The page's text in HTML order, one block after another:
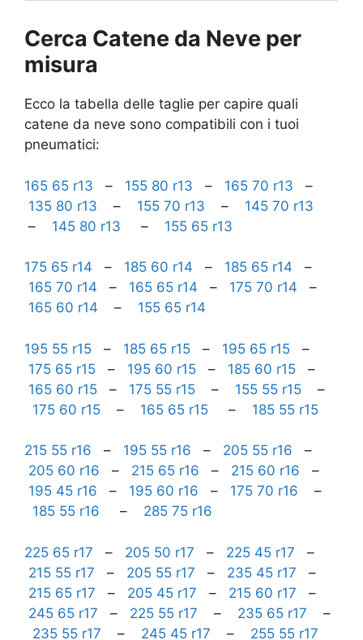
Cerca Catene da Neve per
misura
Ecco la tabella delle taglie per capire quali
catene da neve sono compatibili con i tuoi
pneumatici:
165 65 r13 – 155 80 r13 – 165 70 r13 –
135 80 r13 – 155 70 r13 – 145 70 r13
– 145 80 r13 – 155 65 r13
175 65 r14 – 185 60 r14 – 185 65 r14 –
165 70 r14 – 165 65 r14 – 175 70 r14 –
165 60 r14 – 155 65 r14
195 55 r15 – 185 65 r15 – 195 65 r15 –
175 65 r15 – 195 60 r15 – 185 60 r15 –
165 60 r15 – 175 55 r15 – 155 55 r15 –
175 60 r15 – 165 65 r15 – 185 55 r15
215 55 r16 – 195 55 r16 – 205 55 r16 –
205 60 r16 – 215 65 r16 – 215 60 r16 –
195 45 r16 – 195 60 r16 – 175 70 r16 –
185 55 r16 – 285 75 r16
225 65 r17 – 205 50 r17 – 225 45 r17 –
215 55 r17 – 205 55 r17 – 235 45 r17 –
215 65 r17 – 205 45 r17 – 215 60 r17 –
245 65 r17 – 225 55 r17 – 235 65 r17 –
235 55 r17 – 245 45 r17 – 255 55 r17